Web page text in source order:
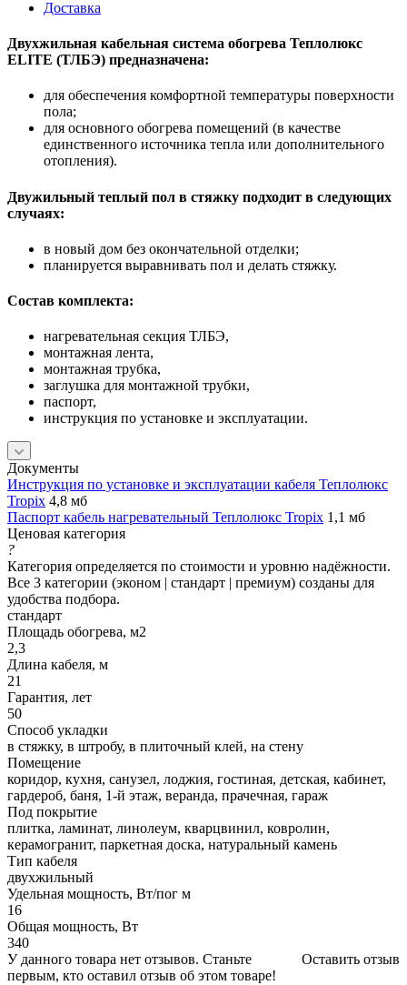
Доставка
Двухжильная кабельная система обогрева Теплолюкс
ELITE (ТЛБЭ) предназначена:
для обеспечения комфортной температуры поверхности
пола;
для основного обогрева помещений (в качестве
единственного источника тепла или дополнительного
отопления).
Двужильный теплый пол в стяжку подходит в следующих
случаях:
в новый дом без окончательной отделки;
планируется выравнивать пол и делать стяжку.
Состав комплекта:
нагревательная секция ТЛБЭ,
монтажная лента,
монтажная трубка,
заглушка для монтажной трубки,
паспорт,
инструкция по установке и эксплуатации.
Документы
Инструкция по установке и эксплуатации кабеля Теплолюкс
Tropix 4,8 мб
Паспорт кабель нагревательный Теплолюкс Tropix 1,1 мб
Ценовая категория
?
Категория определяется по стоимости и уровню надёжности.
Все 3 категории (эконом | стандарт | премиум) созданы для
удобства подбора.
стандарт
Площадь обогрева, м2
2,3
Длина кабеля, м
21
Гарантия, лет
50
Способ укладки
в стяжку, в штробу, в плиточный клей, на стену
Помещение
коридор, кухня, санузел, лоджия, гостиная, детская, кабинет,
гардероб, баня, 1-й этаж, веранда, прачечная, гараж
Под покрытие
плитка, ламинат, линолеум, кварцвинил, ковролин,
керамогранит, паркетная доска, натуральный камень
Тип кабеля
двухжильный
Удельная мощность, Вт/пог м
16
Общая мощность, Вт
340
Оставить отзыв
У данного товара нет отзывов. Станьте
первым, кто оставил отзыв об этом товаре!